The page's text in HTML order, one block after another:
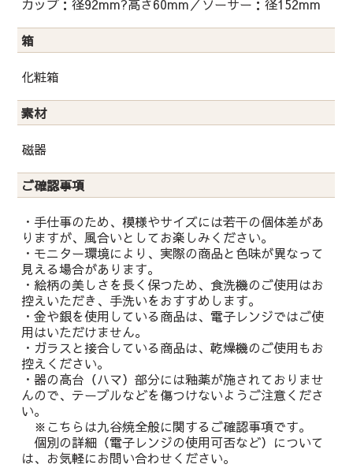
カップ：径92mm?高さ60mm／ソーサー：径152mm
箱
化粧箱
素材
磁器
ご確認事項
・手仕事のため、模様やサイズには若干の個体差があ
りますが、風合いとしてお楽しみください。
・モニター環境により、実際の商品と色味が異なって
見える場合があります。
・絵柄の美しさを長く保つため、食洗機のご使用はお
控えいただき、手洗いをおすすめします。
・金や銀を使用している商品は、電子レンジではご使
用はいただけません。
・ガラスと接合している商品は、乾燥機のご使用もお
控えください。
・器の高台（ハマ）部分には釉薬が施されておりませ
んので、テーブルなどを傷つけないようご注意くださ
い。
※こちらは九谷焼全般に関するご確認事項です。
個別の詳細（電子レンジの使用可否など）について
は、お気軽にお問い合わせください。